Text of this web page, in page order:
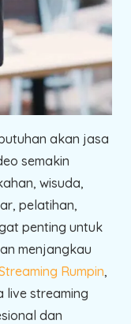
akan jasa
semakin
wisuda,
pelatihan,
penting untuk
menjangkau
Rumpin,
live streaming
dan